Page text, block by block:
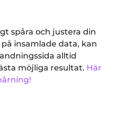
spåra och justera din
insamlade data, kan
alltid
möjliga resultat. Här